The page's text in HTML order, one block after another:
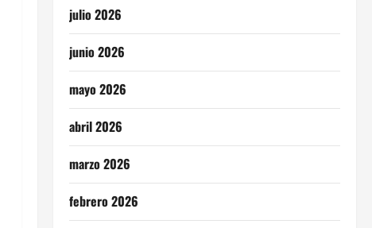
julio 2026
junio 2026
mayo 2026
abril 2026
marzo 2026
febrero 2026